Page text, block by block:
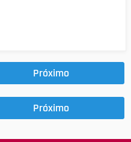
Próximo
Próximo